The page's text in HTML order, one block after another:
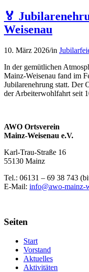
🏅
Weisenau
10. März 2026/in
In der gemütlichen
Mainz‑Weisenau fand im
Jubilarenehrung statt. Der
der Arbeiterwohlfahrt seit
AWO Ortsverein
Mainz-Weisenau e.V.
Karl-Trau-Straße 16
55130 Mainz
Tel.: 06131 – 69 38 743
E-Mail: info@awo-mainz-
Seiten
Start
Vorstand
Aktuelles
Aktivitäten